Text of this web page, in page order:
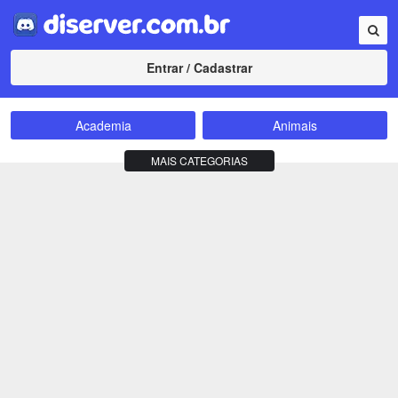
Entrar / Cadastrar
Academia
Animais
MAIS CATEGORIAS